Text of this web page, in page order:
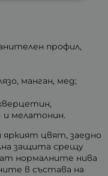
профил,
манган, мед;
и мелатонин.
цвят, заедно
защита срещу
нормалните нива
в състава на